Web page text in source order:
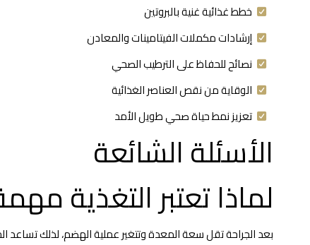
خطط غذائية غنية بالبروتين
إرشادات مكملات الفيتامينات والمعادن
نصائح للحفاظ على الترطيب الصحي
الوقاية من نقص العناصر الغذائية
تعزيز نمط حياة صحي طويل الأمد
الأسئلة الشائعة
لماذا تعتبر التغذية
بعد الجراحة تقل سعة المعدة وتتغير عملية الهضم، لذلك